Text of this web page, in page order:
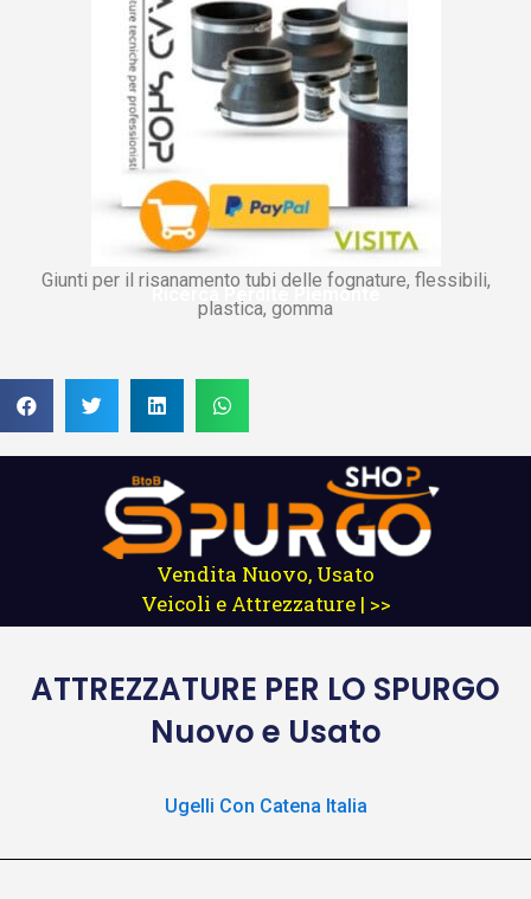
Giunti per il risanamento tubi delle fognature, flessibili,
plastica, gomma
Ricerca Perdite Piemonte
Vendita Nuovo, Usato
Veicoli e Attrezzature | >>
ATTREZZATURE PER LO SPURGO
Nuovo e Usato
Ugelli Con Catena Italia